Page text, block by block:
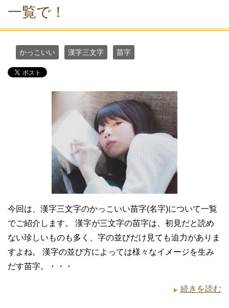
一覧で！
かっこいい 漢字三文字 苗字
今回は、漢字三文字のかっこいい苗字(名字)について一覧
でご紹介します。 漢字が三文字の苗字は、初見だと読め
ない珍しいものも多く、字の並びだけ見ても迫力がありま
すよね。 漢字の並び方によっては様々なイメージを生み
だす苗字。・・・
続きを読む